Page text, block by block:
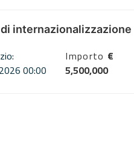
00:00
Importo €
5,500,000